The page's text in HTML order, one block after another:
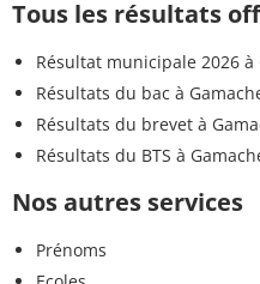
Tous les résultats
Résultat municipale 2026 à
Résultats du bac à
Résultats du brevet à
Résultats du BTS à
Nos autres services
Prénoms